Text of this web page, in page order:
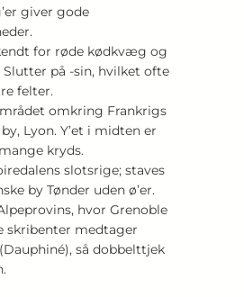
giver gode
for røde kødkvæg og
Slutter på -sin, hvilket ofte
felter.
omkring Frankrigs
Lyon. Y’et i midten er
kryds.
slotsrige; staves
by Tønder uden ø’er.
hvor Grenoble
skribenter medtager
så dobbelttjek